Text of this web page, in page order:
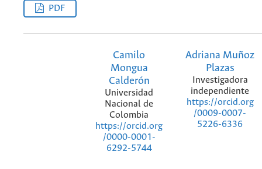
PDF
Camilo
Mongua
Calderón
Universidad
Nacional de
Colombia
https://orcid.org
/0000-0001-
6292-5744
Adriana Muñoz
Plazas
Investigadora
independiente
https://orcid.org
/0009-0007-
5226-6336